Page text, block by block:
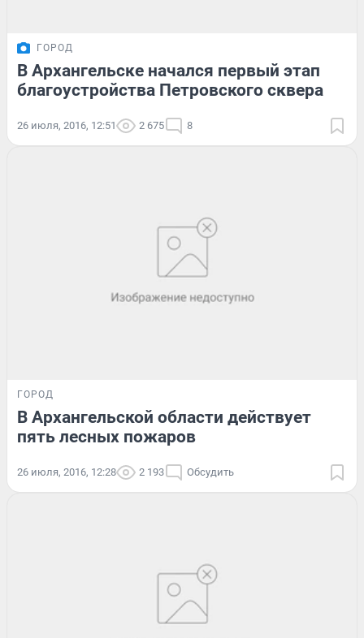
ГОРОД
В Архангельске начался первый этап
благоустройства Петровского сквера
26 июля, 2016, 12:51 2 675 8
ГОРОД
В Архангельской области действует
пять лесных пожаров
26 июля, 2016, 12:28 2 193 Обсудить